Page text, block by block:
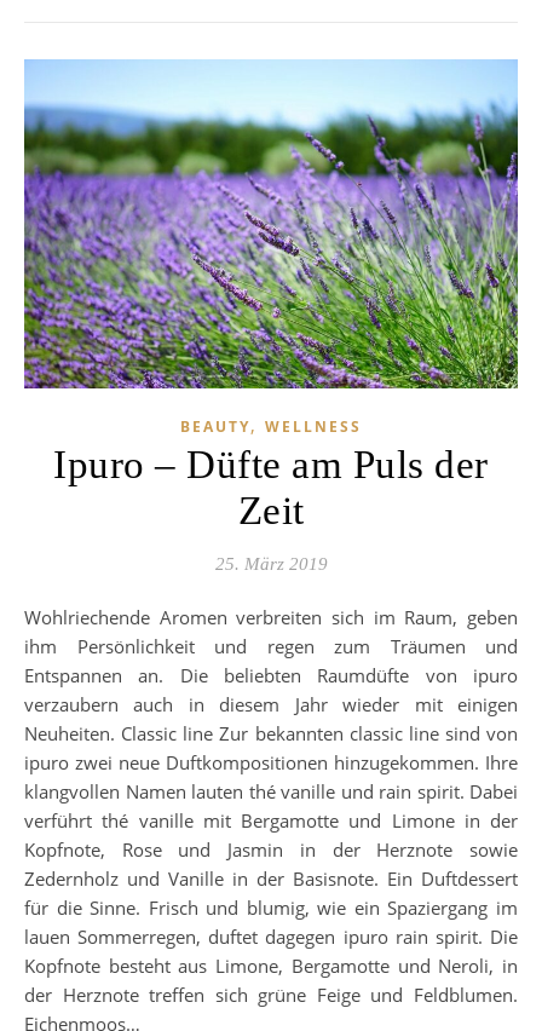
BEAUTY, WELLNESS
Ipuro – Düfte am Puls der
Zeit
25. März 2019
Wohlriechende Aromen verbreiten sich im Raum, geben
ihm Persönlichkeit und regen zum Träumen und
Entspannen an. Die beliebten Raumdüfte von ipuro
verzaubern auch in diesem Jahr wieder mit einigen
Neuheiten. Classic line Zur bekannten classic line sind von
ipuro zwei neue Duftkompositionen hinzugekommen. Ihre
klangvollen Namen lauten thé vanille und rain spirit. Dabei
verführt thé vanille mit Bergamotte und Limone in der
Kopfnote, Rose und Jasmin in der Herznote sowie
Zedernholz und Vanille in der Basisnote. Ein Duftdessert
für die Sinne. Frisch und blumig, wie ein Spaziergang im
lauen Sommerregen, duftet dagegen ipuro rain spirit. Die
Kopfnote besteht aus Limone, Bergamotte und Neroli, in
der Herznote treffen sich grüne Feige und Feldblumen.
Eichenmoos…